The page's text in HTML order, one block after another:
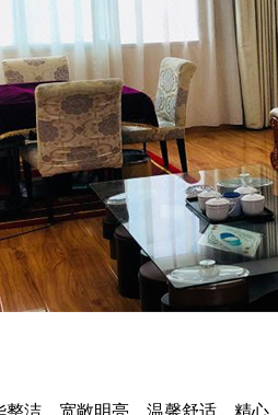
洁、宽敞明亮、温馨舒适，精心